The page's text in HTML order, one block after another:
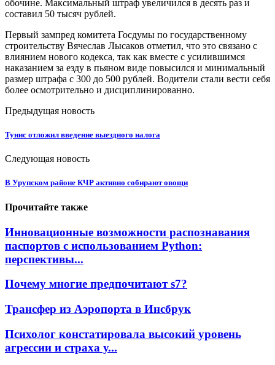
обочине. Максимальный штраф увеличился в десять раз и
составил 50 тысяч рублей.
Первый зампред комитета Госдумы по государственному
строительству Вячеслав Лысаков отметил, что это связано с
влиянием нового кодекса, так как вместе с усилившимся
наказанием за езду в пьяном виде повысился и минимальный
размер штрафа с 300 до 500 рублей. Водители стали вести себя
более осмотрительно и дисциплинированно.
Предыдущая новость
Тунис отложил введение выездного налога
Следующая новость
В Урупском районе КЧР активно собирают овощи
Прочитайте также
Инновационные возможности распознавания
паспортов с использованием Python:
перспективы...
Почему многие предпочитают s7?
Трансфер из Аэропорта в Инсбрук
Психолог констатировала высокий уровень
агрессии и страха у...